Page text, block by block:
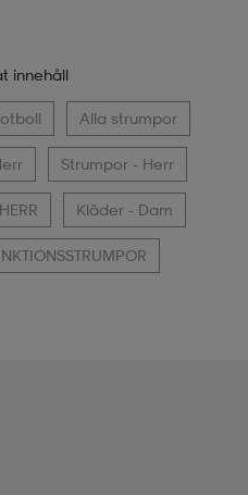
innehåll
Alla strumpor
Strumpor - Herr
Kläder - Dam